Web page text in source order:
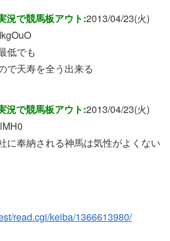
況で競馬板アウト:2013/04/23(火)
低でも
で天寿を全う出来る
況で競馬板アウト:2013/04/23(火)
に奉納される神馬は気性がよくない
read.cgi/keiba/1366613980/